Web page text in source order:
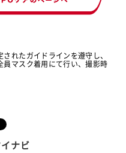
れたガイドラインを遵守し、
員マスク着用にて行い、撮影時
ナビ